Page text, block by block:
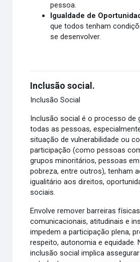
pessoa.
Igualdade de
que todos tenham
se desenvolver.
Inclusão social.
Inclusão Social
Inclusão social é o processo de
todas as pessoas,
situação de vulnerabilidade ou
participação (como pessoas
grupos minoritários, pessoas
pobreza, entre outros), tenham
igualitário aos direitos,
sociais.
Envolve remover barreiras
comunicacionais, atitudinais e
impedem a participação plena,
respeito, autonomia e equidade.
inclusão social implica